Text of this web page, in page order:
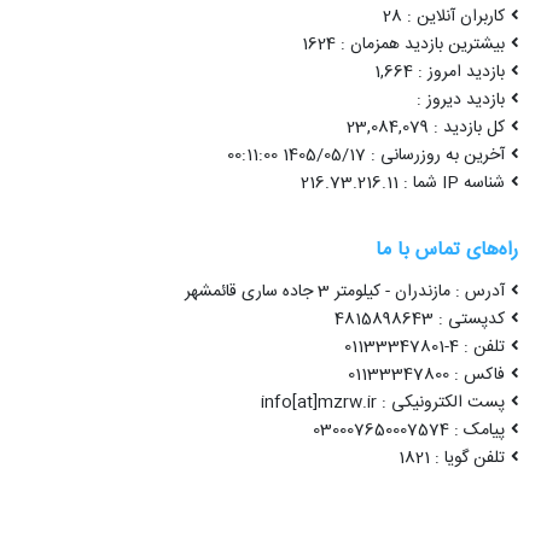
کاربران آنلاین : 28
بیشترین بازدید همزمان : 1624
بازدید امروز : 1,664
بازدید دیروز :
کل بازدید : 23,084,079
آخرین به روزرسانی : 1405/05/17 00:11:00
شناسه IP شما : 216.73.216.11
راه‌های تماس با ما
آدرس : مازندران - کیلومتر 3 جاده ساری قائمشهر
کدپستی : 4815898643
تلفن : 4-01133347801
فاکس : 01133347800
پست الکترونیکی : info[at]mzrw.ir
پیامک : 030007650007574
تلفن گویا : 1821